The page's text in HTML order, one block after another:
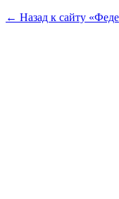
← Назад к сайту